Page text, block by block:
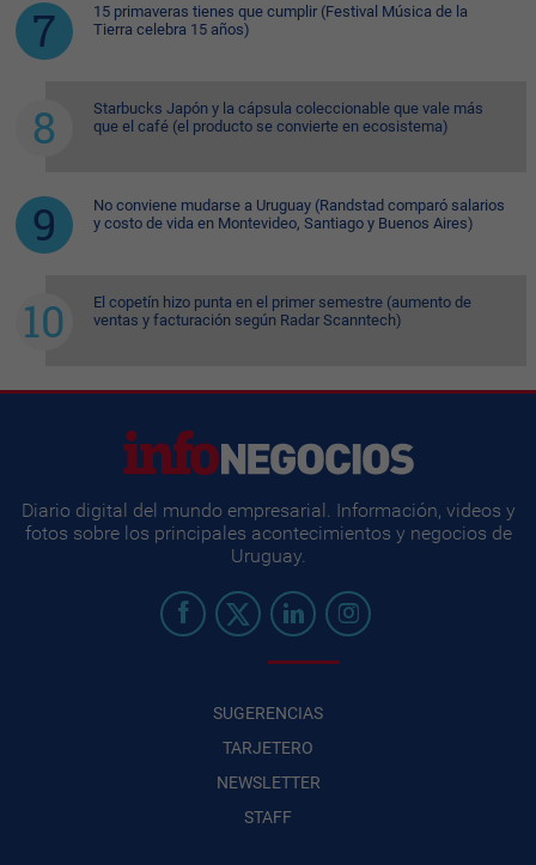
15 primaveras tienes que cumplir (Festival Música de la
Tierra celebra 15 años)
Starbucks Japón y la cápsula coleccionable que vale más
que el café (el producto se convierte en ecosistema)
No conviene mudarse a Uruguay (Randstad comparó salarios
y costo de vida en Montevideo, Santiago y Buenos Aires)
El copetín hizo punta en el primer semestre (aumento de
ventas y facturación según Radar Scanntech)
Diario digital del mundo empresarial. Información, videos y
fotos sobre los principales acontecimientos y negocios de
Uruguay.
SUGERENCIAS
TARJETERO
NEWSLETTER
STAFF